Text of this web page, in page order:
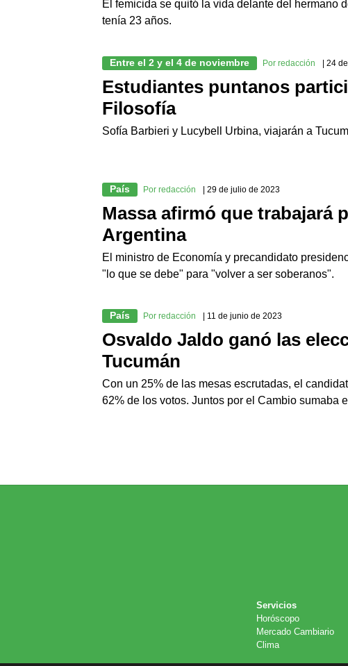
El femicida se quitó la vida delante del hermano
tenía 23 años.
Entre el 2 y el 4 de noviembre Por redacción | 24
Estudiantes puntanos
Filosofía
Sofía Barbieri y Lucybell Urbina, viajarán a
País Por redacción | 29 de julio de 2023
Massa afirmó que trabajará
Argentina
El ministro de Economía y precandidato
"lo que se debe" para "volver a ser soberanos".
País Por redacción | 11 de junio de 2023
Osvaldo Jaldo ganó las
Tucumán
Con un 25% de las mesas escrutadas, el
62% de los votos. Juntos por el Cambio sumaba
Servicios
Horóscopo
Mercado Cambiario
Clima